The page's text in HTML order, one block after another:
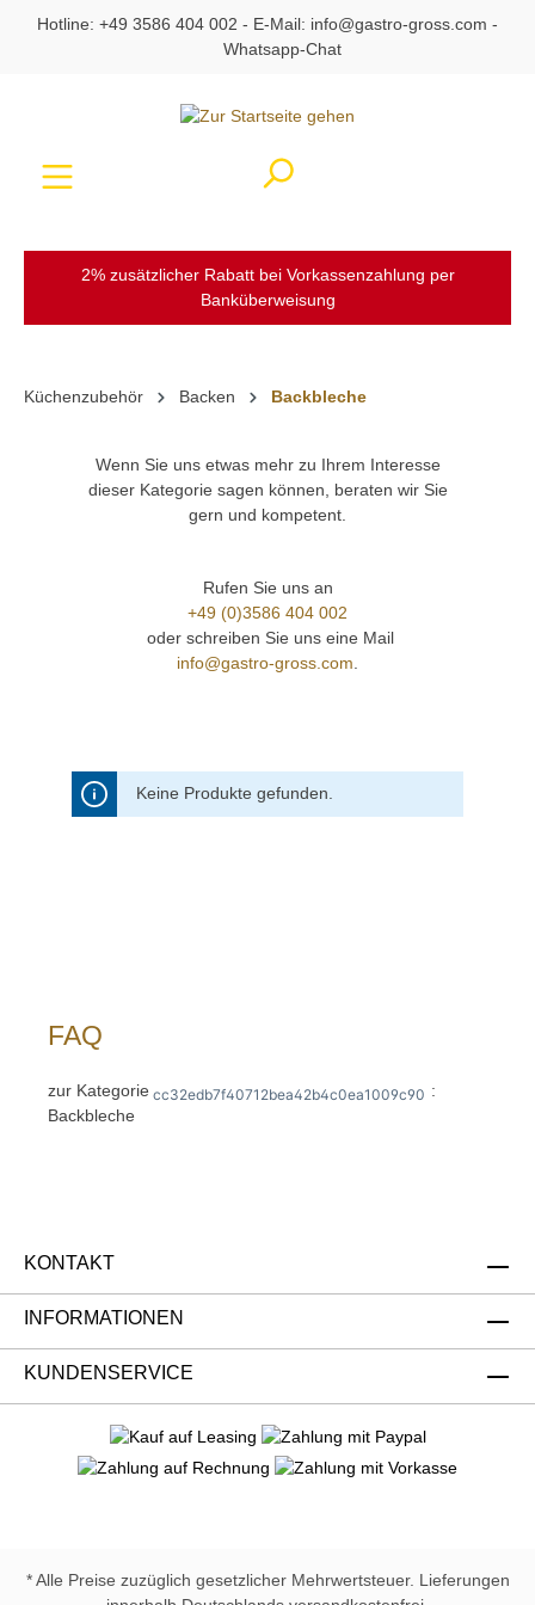
springen
Hotline: +49 3586 404 002 - E-Mail: info@gastro-gross.com -
Whatsapp-Chat
2% zusätzlicher Rabatt bei Vorkassenzahlung per
Banküberweisung
Küchenzubehör Backen Backbleche
Wenn Sie uns etwas mehr zu Ihrem Interesse
dieser Kategorie sagen können, beraten wir Sie
gern und kompetent.
Rufen Sie uns an
+49 (0)3586 404 002
oder schreiben Sie uns eine Mail
info@gastro-gross.com
Keine Produkte gefunden.
FAQ
zur Kategorie cc32edb7f40712bea42b4c0ea1009c90 :
Backbleche
KONTAKT
INFORMATIONEN
KUNDENSERVICE
* Alle Preise zuzüglich gesetzlicher Mehrwertsteuer. Lieferungen